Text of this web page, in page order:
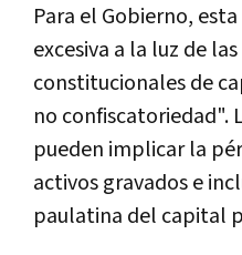
Para el Gobierno,
excesiva a la luz de
constitucionales de
no confiscatoriedad".
pueden implicar la
activos gravados e
paulatina del capital